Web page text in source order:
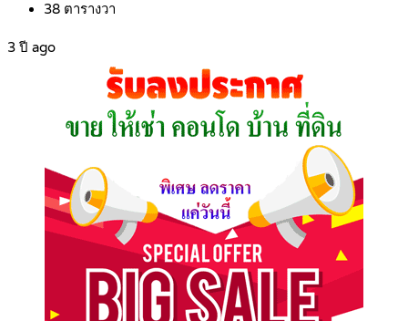
38 ตารางวา
3 ปี ago